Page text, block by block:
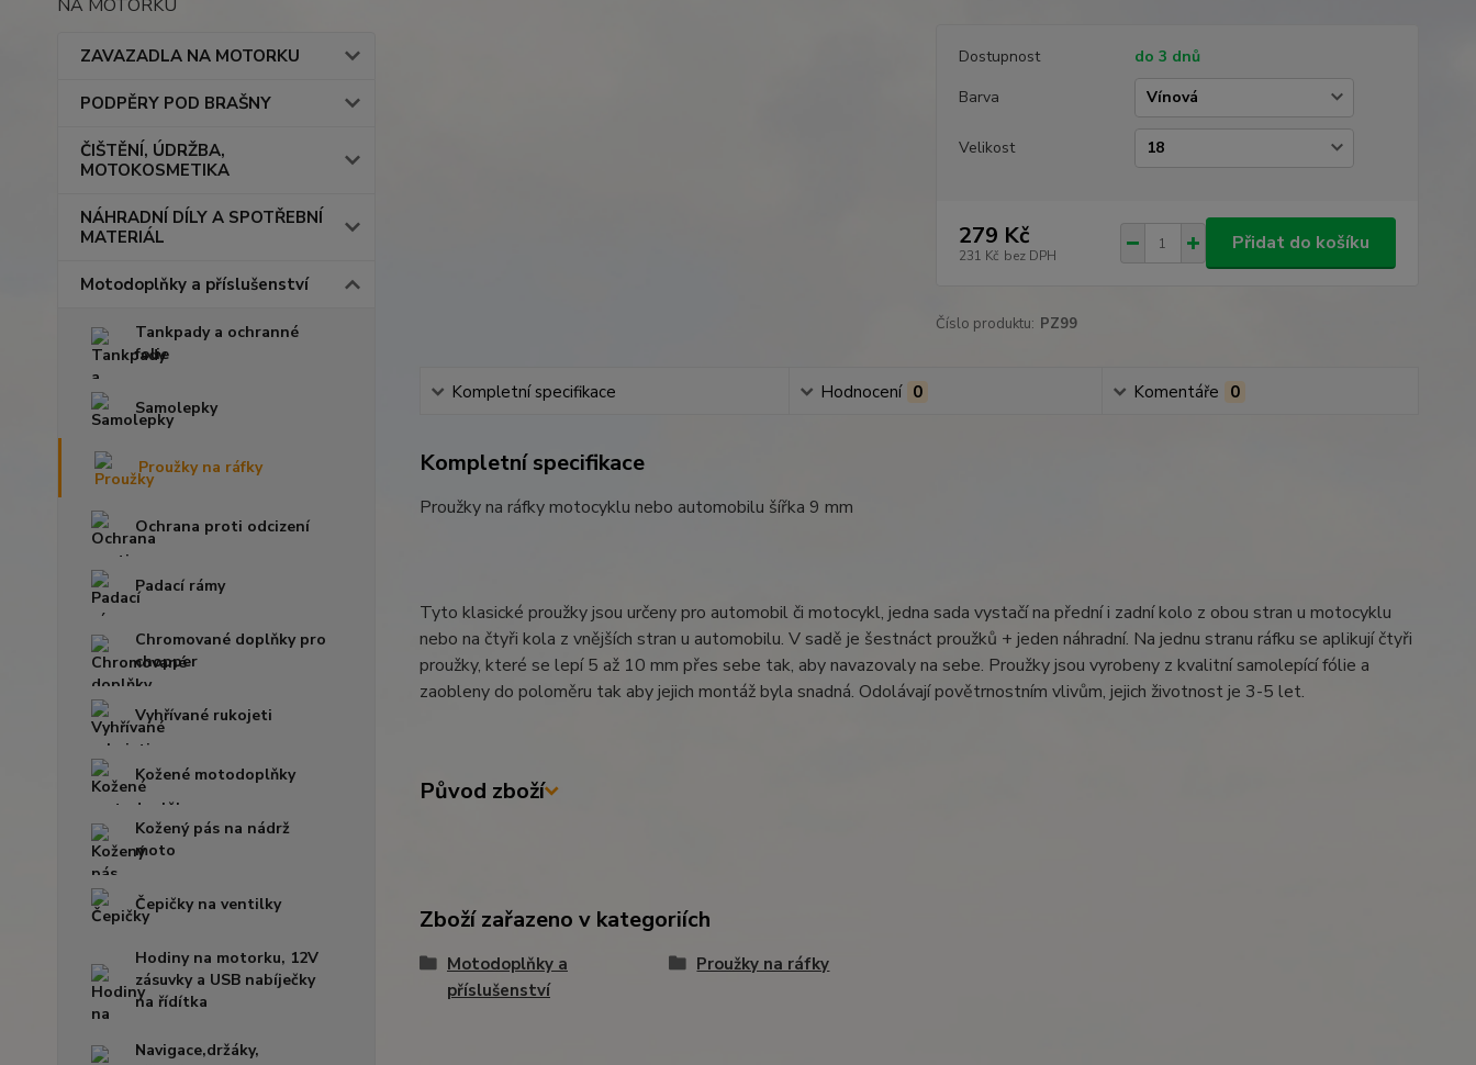
NA MOTORKU
ZAVAZADLA NA MOTORKU
PODPĚRY POD BRAŠNY
ČIŠTĚNÍ, ÚDRŽBA,
MOTOKOSMETIKA
NÁHRADNÍ DÍLY A SPOTŘEBNÍ
MATERIÁL
Motodoplňky a příslušenství
Tankpady a ochranné
folie
Samolepky
Proužky na ráfky
Ochrana proti odcizení
Padací rámy
Chromované doplňky pro
chopper
Vyhřívané rukojeti
Kožené motodoplňky
Kožený pás na nádrž
moto
Čepičky na ventilky
Hodiny na motorku, 12V
zásuvky a USB nabíječky
na řídítka
Navigace,držáky,
Dostupnost
do 3 dnů
Barva
Velikost
279 Kč
231 Kč bez DPH
Přidat do košíku
Číslo produktu: PZ99
Kompletní specifikace Hodnocení 0 Komentáře 0
Kompletní specifikace
Proužky na ráfky motocyklu nebo automobilu šířka 9 mm
Tyto klasické proužky jsou určeny pro automobil či motocykl, jedna sada vystačí na přední i zadní kolo z obou stran u motocyklu
nebo na čtyři kola z vnějších stran u automobilu. V sadě je šestnáct proužků + jeden náhradní. Na jednu stranu ráfku se aplikují čtyři
proužky, které se lepí 5 až 10 mm přes sebe tak, aby navazovaly na sebe. Proužky jsou vyrobeny z kvalitní samolepící fólie a
zaobleny do poloměru tak aby jejich montáž byla snadná. Odolávají povětrnostním vlivům, jejich životnost je 3-5 let.
Původ zboží
Zboží zařazeno v kategoriích
Motodoplňky a
příslušenství
Proužky na ráfky